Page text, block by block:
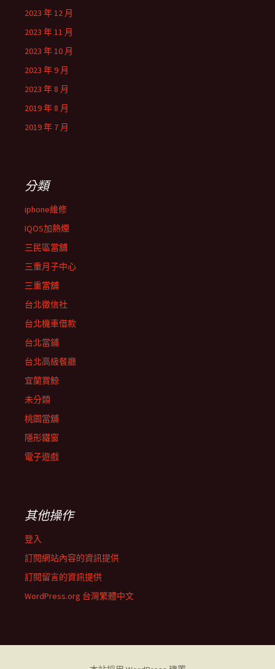
2023 年 12 月
2023 年 11 月
2023 年 10 月
2023 年 9 月
2023 年 8 月
2019 年 8 月
2019 年 7 月
分類
iphone維修
IQOS加熱煙
三民區當舖
三重月子中心
三重當舖
台北徵信社
台北機車借款
台北當鋪
台北高級餐廳
宜蘭賞鯨
未分類
桃園當舖
隱形鐵窗
電子遊戲
其他操作
登入
訂閱網站內容的資訊提供
訂閱留言的資訊提供
WordPress.org 台灣繁體中文